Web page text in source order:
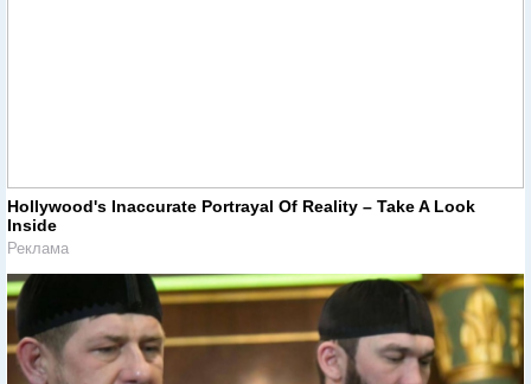
Hollywood's Inaccurate Portrayal Of Reality – Take A Look
Inside
Реклама